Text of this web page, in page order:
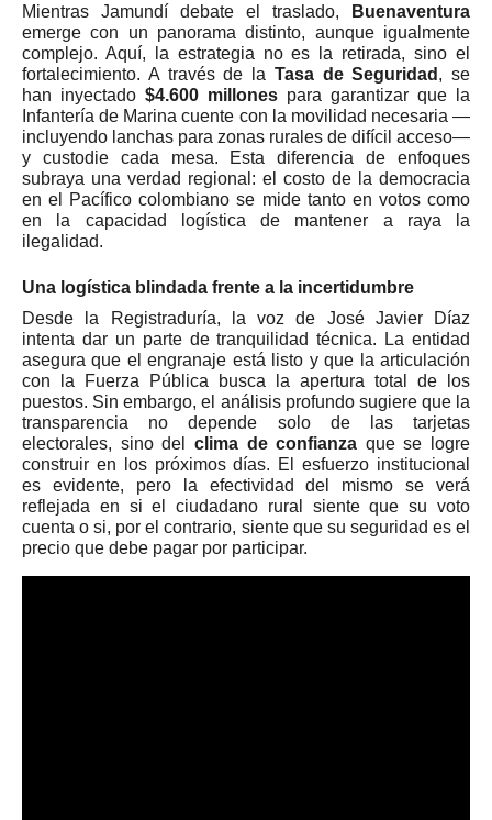
Mientras Jamundí debate el traslado,
Buenaventura
emerge con un panorama distinto, aunque igualmente
complejo. Aquí, la estrategia no es la retirada, sino el
fortalecimiento. A través de la Tasa de Seguridad , se
han inyectado $4.600 millones para garantizar que la
Infantería de Marina cuente con la movilidad necesaria —
incluyendo lanchas para zonas rurales de difícil acceso—
y custodie cada mesa. Esta diferencia de enfoques
subraya una verdad regional: el costo de la democracia
en el Pacífico colombiano se mide tanto en votos como
en la capacidad logística de mantener a raya la
ilegalidad.
Una logística blindada frente a la incertidumbre
Desde la Registraduría, la voz de José Javier Díaz
intenta dar un parte de tranquilidad técnica. La entidad
asegura que el engranaje está listo y que la articulación
con la Fuerza Pública busca la apertura total de los
puestos. Sin embargo, el análisis profundo sugiere que la
transparencia no depende solo de las tarjetas
electorales, sino del clima de confianza que se logre
construir en los próximos días. El esfuerzo institucional
es evidente, pero la efectividad del mismo se verá
reflejada en si el ciudadano rural siente que su voto
cuenta o si, por el contrario, siente que su seguridad es el
precio que debe pagar por participar.